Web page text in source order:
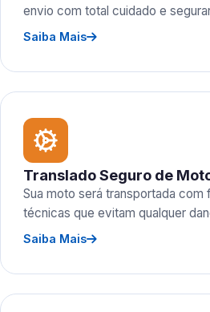
envio com total cuidado e
Saiba Mais
Translado Seguro de
Sua moto será transportada
técnicas que evitam qualquer
Saiba Mais